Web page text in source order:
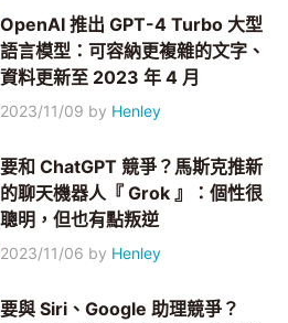
OpenAI 推出 GPT-4 Turbo 大型
語言模型：可容納更複雜的文字、
資料更新至 2023 年 4 月
2023/11/09 by Henley
要和 ChatGPT 競爭？馬斯克推新
的聊天機器人『 Grok 』：個性很
聰明，但也有點叛逆
2023/11/06 by Henley
要與 Siri、Google 助理競爭？